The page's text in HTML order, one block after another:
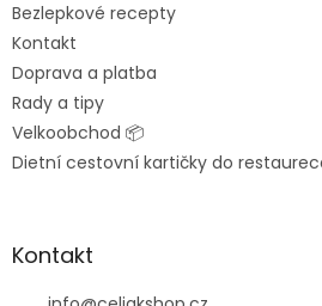
Bezlepkové recepty
Kontakt
Doprava a platba
Rady a tipy
Velkoobchod 📦
Dietní cestovní kartičky do
Kontakt